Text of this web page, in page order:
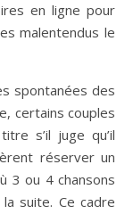
en ligne pour
malentendus le
spontanées des
certains couples
s’il juge qu’il
réserver un
3 ou 4 chansons
suite. Ce cadre